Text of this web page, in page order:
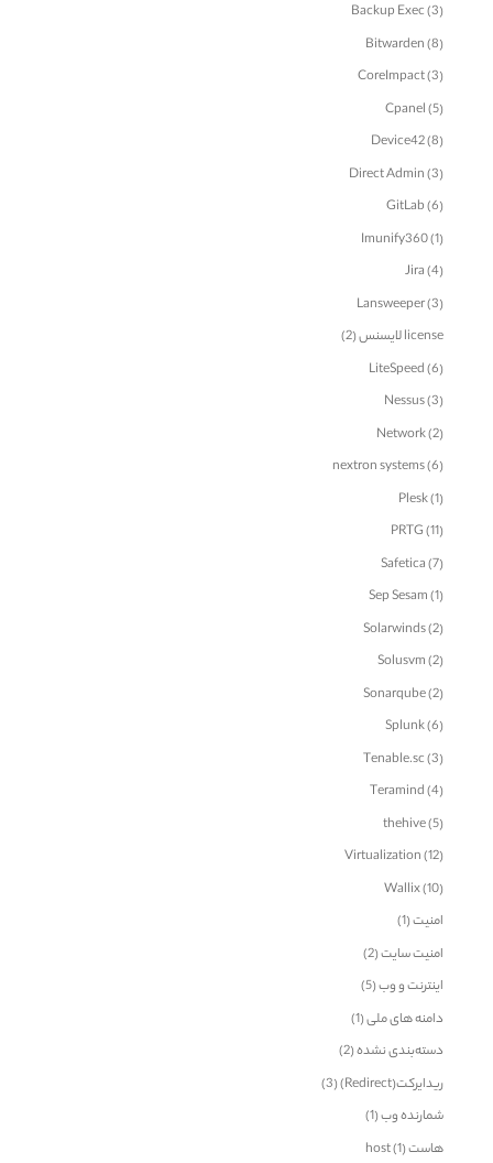
Backup Exec(3)
Bitwarden(8)
CoreImpact(3)
Cpanel(5)
Device42(8)
Direct Admin(3)
GitLab(6)
Imunify360(1)
Jira(4)
Lansweeper(3)
license لایسنس
(2)
LiteSpeed(6)
Nessus(3)
Network(2)
nextron systems(6)
Plesk(1)
PRTG(11)
Safetica(7)
Sep Sesam(1)
Solarwinds(2)
Solusvm(2)
Sonarqube(2)
Splunk(6)
Tenable.sc(3)
Teramind(4)
thehive(5)
Virtualization(12)
Wallix(10)
امنیت(1)
امنیت سایت(2)
اینترنت و وب(5)
دامنه های ملی(1)
دسته‌بندی نشده(2)
ریدایرکت(Redirect)
(3)
شمارنده وب(1)
هاست host(1)